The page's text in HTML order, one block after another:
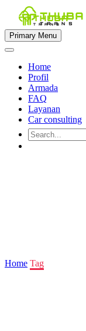
Primary Menu
Home
Profil
Armada
FAQ
Layanan
Car consulting
Home Tag